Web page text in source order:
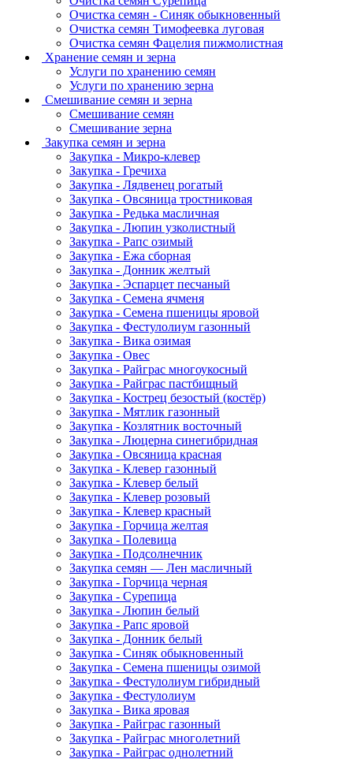
Очистка семян - Синяк обыкновенный
Очистка семян Тимофеевка луговая
Очистка семян Фацелия пижмолистная
Хранение семян и зерна
Услуги по хранению семян
Услуги по хранению зерна
Смешивание семян и зерна
Смешивание семян
Смешивание зерна
Закупка семян и зерна
Закупка - Микро-клевер
Закупка - Гречиха
Закупка - Лядвенец рогатый
Закупка - Овсяница тростниковая
Закупка - Редька масличная
Закупка - Люпин узколистный
Закупка - Рапс озимый
Закупка - Ежа сборная
Закупка - Донник желтый
Закупка - Эспарцет песчаный
Закупка - Семена ячменя
Закупка - Семена пшеницы яровой
Закупка - Фестулолиум газонный
Закупка - Вика озимая
Закупка - Овес
Закупка - Райграс многоукосный
Закупка - Райграс пастбищный
Закупка - Кострец безостый (костёр)
Закупка - Мятлик газонный
Закупка - Козлятник восточный
Закупка - Люцерна синегибридная
Закупка - Овсяница красная
Закупка - Клевер газонный
Закупка - Клевер белый
Закупка - Клевер розовый
Закупка - Клевер красный
Закупка - Горчица желтая
Закупка - Полевица
Закупка - Подсолнечник
Закупка семян — Лен масличный
Закупка - Горчица черная
Закупка - Сурепица
Закупка - Люпин белый
Закупка - Рапс яровой
Закупка - Донник белый
Закупка - Синяк обыкновенный
Закупка - Семена пшеницы озимой
Закупка - Фестулолиум гибридный
Закупка - Фестулолиум
Закупка - Вика яровая
Закупка - Райграс газонный
Закупка - Райграс многолетний
Закупка - Райграс однолетний